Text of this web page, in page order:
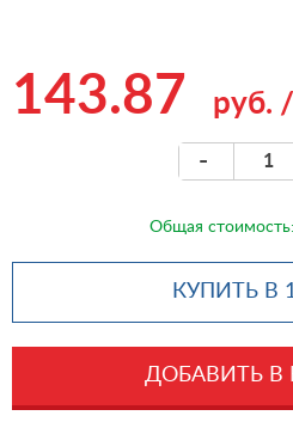
143.87 руб. /
-
Общая стоимость:
КУПИТЬ В
ДОБАВИТЬ В